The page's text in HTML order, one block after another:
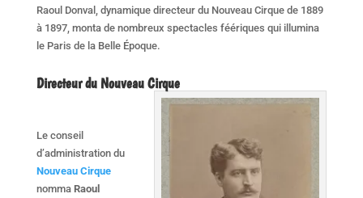
Raoul Donval, dynamique directeur du Nouveau Cirque de 1889
à 1897, monta de nombreux spectacles féériques qui illumina
le Paris de la Belle Époque.
Directeur du Nouveau Cirque
Le conseil
d’administration du
Nouveau Cirque
nomma Raoul